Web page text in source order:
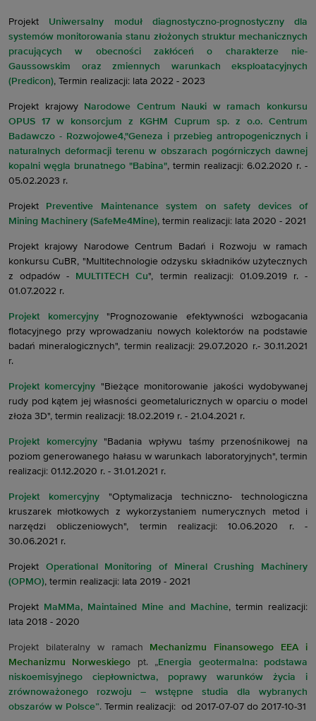
Projekt Uniwersalny moduł diagnostyczno-prognostyczny dla
systemów monitorowania stanu złożonych struktur mechanicznych
pracujących w obecności zakłóceń o charakterze nie-
Gaussowskim oraz zmiennych warunkach eksploatacyjnych
(Predicon), Termin realizacji: lata 2022 - 2023
Projekt krajowy
Narodowe Centrum Nauki w ramach konkursu
OPUS 17 w konsorcjum z KGHM Cuprum sp. z o.o. Centrum
Badawczo - Rozwojowe4,"Geneza i przebieg antropogenicznych i
naturalnych deformacji terenu w obszarach pogórniczych dawnej
kopalni węgla brunatnego "Babina", termin realizacji: 6.02.2020 r. -
05.02.2023 r.
Projekt
Preventive Maintenance system on safety devices of
Mining Machinery (SafeMe4Mine), termin realizacji: lata 2020 - 2021
Projekt krajowy Narodowe Centrum Badań i Rozwoju w ramach
konkursu CuBR, "Multitechnologie odzysku składników użytecznych
z odpadów - MULTITECH Cu", termin realizacji: 01.09.2019 r. -
01.07.2022 r.
Projekt komercyjny"Prognozowanie efektywności wzbogacania
flotacyjnego przy wprowadzaniu nowych kolektorów na podstawie
badań mineralogicznych", termin realizacji: 29.07.2020 r.- 30.11.2021
r.
Projekt komercyjny "Bieżące monitorowanie jakości wydobywanej
rudy pod kątem jej własności geometaluricznych w oparciu o model
złoża 3D", termin realizacji: 18.02.2019 r. - 21.04.2021 r.
Projekt komercyjny"Badania wpływu taśmy przenośnikowej na
poziom generowanego hałasu w warunkach laboratoryjnych", termin
realizacji: 01.12.2020 r. - 31.01.2021 r.
Projekt komercyjny "Optymalizacja techniczno- technologiczna
kruszarek młotkowych z wykorzystaniem numerycznych metod i
narzędzi obliczeniowych", termin realizacji: 10.06.2020 r. -
30.06.2021 r.
Projekt Operational Monitoring of Mineral Crushing Machinery
(OPMO), termin realizacji: lata 2019 - 2021
Projekt MaMMa, Maintained Mine and Machine, termin realizacji:
lata 2018 - 2020
Projekt bilateralny w ramach
Mechanizmu Finansowego EEA i
Mechanizmu Norweskiego pt. „Energia geotermalna: podstawa
niskoemisyjnego ciepłownictwa, poprawy warunków życia i
zrównoważonego rozwoju – wstępne studia dla wybranych
obszarów w Polsce”. Termin realizacji: od 2017-07-07 do 2017-10-31